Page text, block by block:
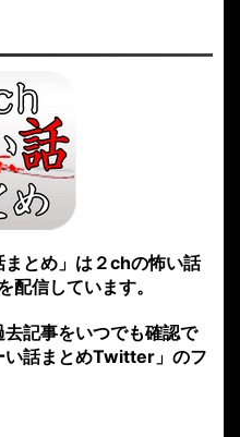
まとめ」は２chの怖い話
信しています。
記事をいつでも確認で
い話まとめTwitter」のフ